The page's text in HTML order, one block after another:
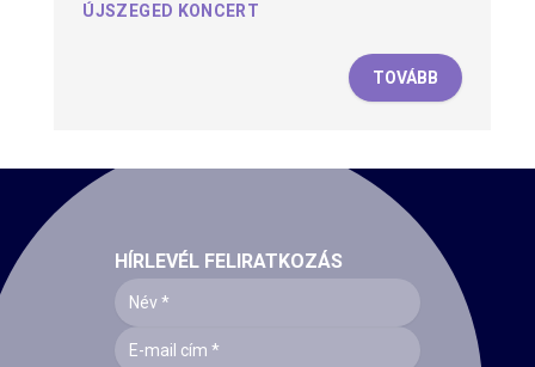
ÚJSZEGED KONCERT
TOVÁBB
HÍRLEVÉL FELIRATKOZÁS